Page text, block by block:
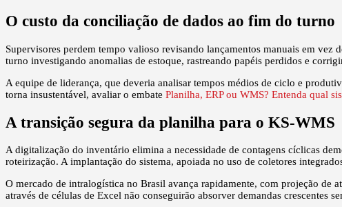
O custo da conciliação de dados ao fim do turno
Supervisores perdem tempo valioso revisando lançamentos manuais em
turno investigando anomalias de estoque, rastreando papéis perdidos e
A equipe de liderança, que deveria analisar tempos médios de ciclo e
torna insustentável, avaliar o embate Planilha, ERP ou WMS? Entenda qual
A transição segura da planilha para o KS-WMS
A digitalização do inventário elimina a necessidade de contagens cíclicas
roteirização. A implantação do sistema, apoiada no uso de coletores
O mercado de intralogística no Brasil avança rapidamente, com projeção de
através de células de Excel não conseguirão absorver demandas crescentes